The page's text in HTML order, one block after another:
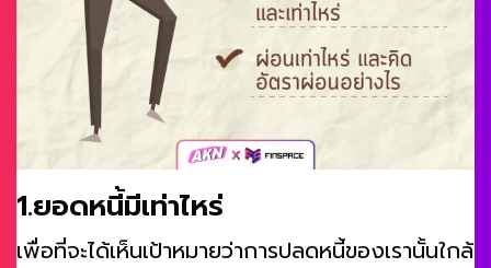
1.ยอดหนี้มีเท่าไหร่
เพื่อที่จะได้เห็นเป้าหมายว่าการปลดหนี้ของเรานั้นใกล้